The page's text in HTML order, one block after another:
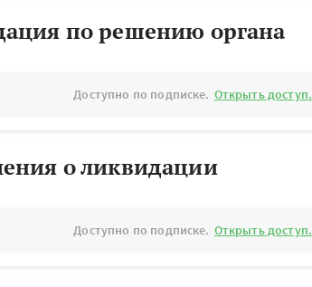
по решению органа
Доступно по подписке. Открыть доступ.
о ликвидации
Доступно по подписке. Открыть доступ.